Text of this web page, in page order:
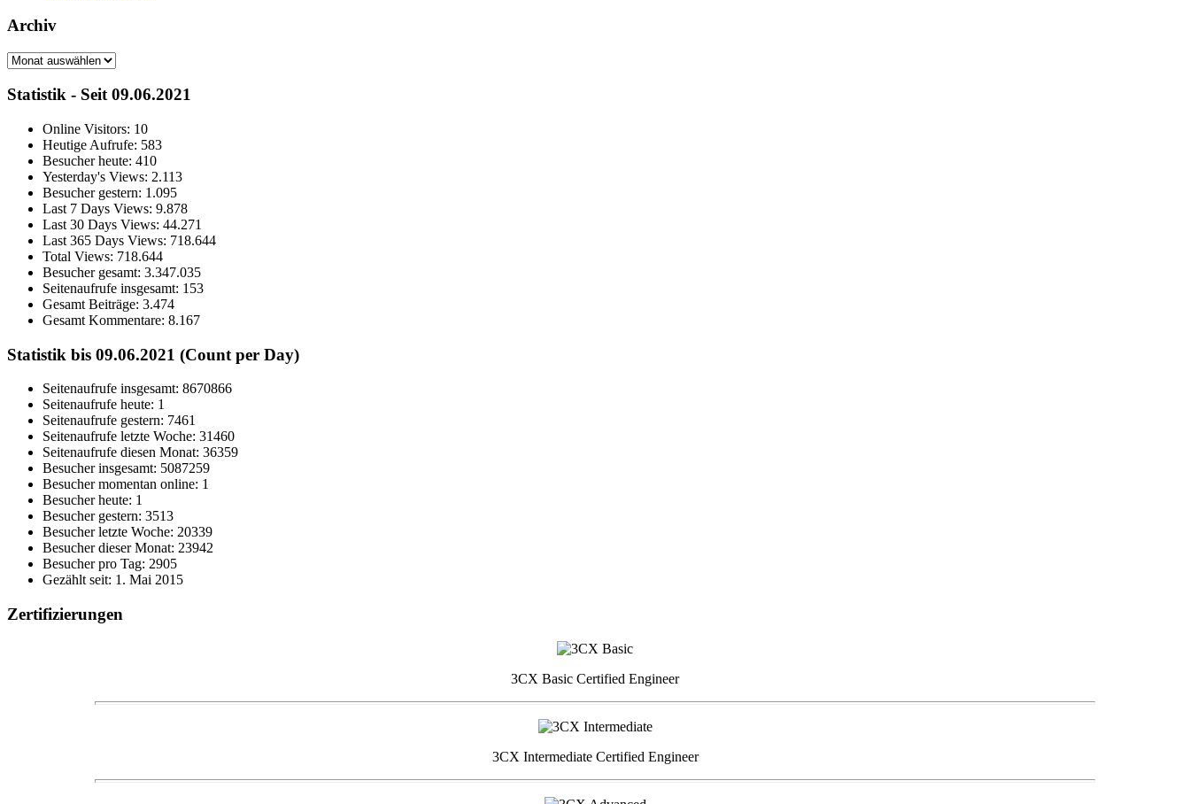
Archiv
Archiv
Statistik - Seit 09.06.2021
Online Visitors: 10
Heutige Aufrufe: 583
Besucher heute: 410
Yesterday's Views: 2.113
Besucher gestern: 1.095
Last 7 Days Views: 9.878
Last 30 Days Views: 44.271
Last 365 Days Views: 718.644
Total Views: 718.644
Besucher gesamt: 3.347.035
Seitenaufrufe insgesamt: 153
Gesamt Beiträge: 3.474
Gesamt Kommentare: 8.167
Statistik bis 09.06.2021 (Count per Day)
Seitenaufrufe insgesamt: 8670866
Seitenaufrufe heute: 1
Seitenaufrufe gestern: 7461
Seitenaufrufe letzte Woche: 31460
Seitenaufrufe diesen Monat: 36359
Besucher insgesamt: 5087259
Besucher momentan online: 1
Besucher heute: 1
Besucher gestern: 3513
Besucher letzte Woche: 20339
Besucher dieser Monat: 23942
Besucher pro Tag: 2905
Gezählt seit: 1. Mai 2015
Zertifizierungen
3CX Basic Certified Engineer
3CX Intermediate Certified Engineer